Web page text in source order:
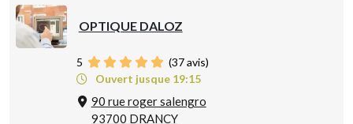
OPTIQUE DALOZ
5 (37avis)
Ouvert jusque 19:15
90 rue roger salengro
93700 DRANCY